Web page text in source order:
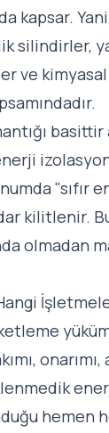
kapsar.
silindirler,
ve
"sıfır
kilitlenir.
olmadan
hemen